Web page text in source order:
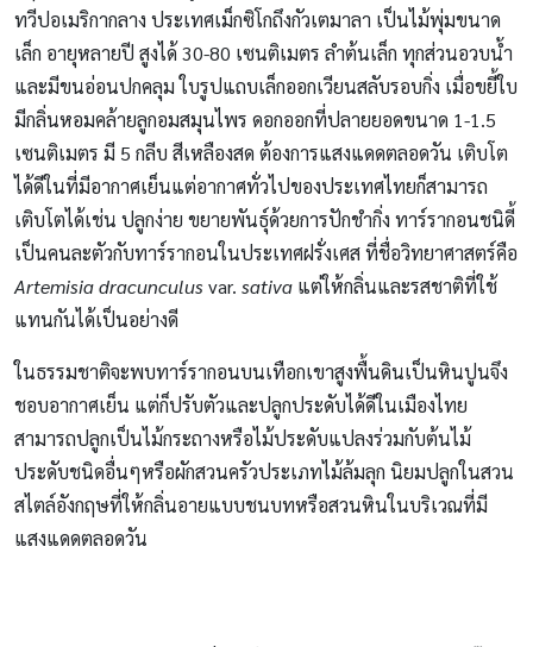
ทวีปอเมริกากลาง ประเทศเม็กซิโกถึงกัวเตมาลา เป็นไม้พุ่มขนาด
เล็ก อายุหลายปี สูงได้ 30-80 เซนติเมตร ลำต้นเล็ก ทุกส่วนอวบน้ํา
และมีขนอ่อนปกคลุม ใบรูปแถบเล็กออกเวียนสลับรอบกิ่ง เมื่อขยี้ใบ
มีกลิ่นหอมคล้ายลูกอมสมุนไพร ดอกออกที่ปลายยอดขนาด 1-1.5
เซนติเมตร มี 5 กลีบ สีเหลืองสด ต้องการแสงแดดตลอดวัน เติบโต
ได้ดีในที่มีอากาศเย็นแต่อากาศทั่วไปของประเทศไทยก็สามารถ
เติบโตได้เช่น ปลูกง่าย ขยายพันธุ์ด้วยการปักชํากิ่ง ทาร์รากอนชนิดี้
เป็นคนละตัวกับทาร์รากอนในประเทศฝรั่งเศส ที่ชื่อวิทยาศาสตร์คือ
Artemisia dracunculus var. sativa แต่ให้กลิ่นและรสชาติที่ใช้
แทนกันได้เป็นอย่างดี
ในธรรมชาติจะพบทาร์รากอนบนเทือกเขาสูงพื้นดินเป็นหินปูนจึง
ชอบอากาศเย็น แต่ก็ปรับตัวและปลูกประดับได้ดีในเมืองไทย
สามารถปลูกเป็นไม้กระถางหรือไม้ประดับแปลงร่วมกับต้นไม้
ประดับชนิดอื่นๆหรือผักสวนครัวประเภทไม้ล้มลุก นิยมปลูกในสวน
สไตล์อังกฤษที่ให้กลิ่นอายแบบชนบทหรือสวนหินในบริเวณที่มี
แสงแดดตลอดวัน